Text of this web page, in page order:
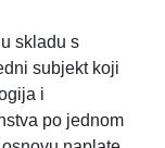
skladu s
subjekt koji
i
po jednom